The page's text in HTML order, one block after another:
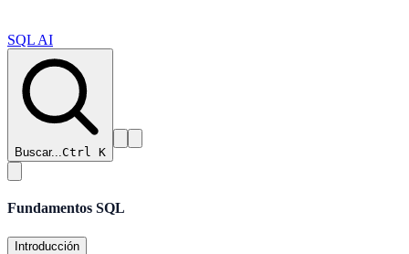
SQL AI
Buscar...Ctrl K
Fundamentos SQL
Introducción